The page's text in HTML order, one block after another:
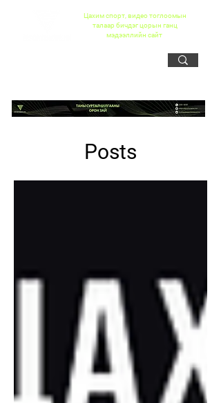
Цахим спорт, видео тоглоомын
талаар бичдэг цорын ганц
мэдээллийн сайт
Posts